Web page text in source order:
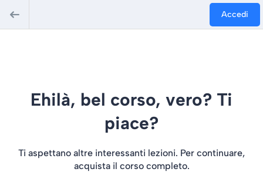
Accedi
Ehilà, bel corso, vero? Ti
piace?
Ti aspettano altre interessanti lezioni. Per continuare,
acquista il corso completo.